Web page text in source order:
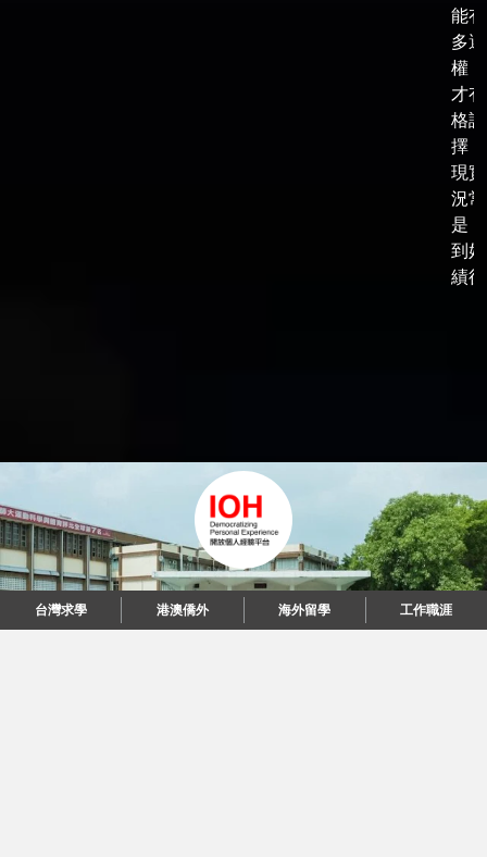
台灣求學 港澳僑外 海外留學 工作職涯
能
多
權
才
格
擇
現
況常
是
到
績